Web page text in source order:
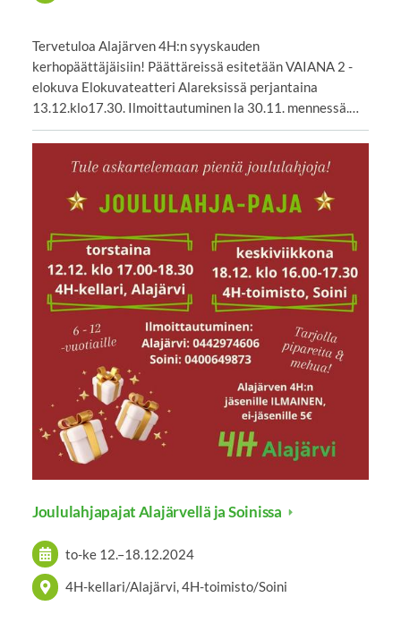
Tervetuloa Alajärven 4H:n syyskauden
kerhopäättäjäisiin! Päättäreissä esitetään VAIANA 2 -
elokuva Elokuvateatteri Alareksissä perjantaina
13.12.klo17.30. Ilmoittautuminen la 30.11. mennessä.…
Joululahjapajat Alajärvellä ja Soinissa
to-ke 12. –18.12.2024
4H-kellari/Alajärvi, 4H-toimisto/Soini